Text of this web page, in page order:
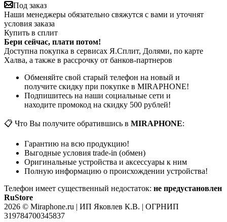
Под заказ
Наши менеджеры обязательно свяжутся с вами и уточнят
условия заказа
Купить в сплит
Бери сейчас, плати потом!
Доступна покупка в сервисах Я.Сплит, Долями, по карте
Халва, а также в рассрочку от банков-партнеров
Обменяйте свой старый телефон на новый и
получите скидку при покупке в MIRAPHONE!
Подпишитесь на наши социальные сети и
находите промокод на скидку 500 рублей!
📋 Что Вы получите обратившись в MIRAPHONE:
Гарантию на всю продукцию!
Выгодные условия trade-in (обмен)
Оригинальные устройства и аксессуары к ним
Полную информацию о происхождении устройства!
Телефон имеет существенный недостаток: не предустановлен
RuStore
2026 © Miraphone.ru | ИП Яковлев К.В. | ОГРНИП
319784700345837